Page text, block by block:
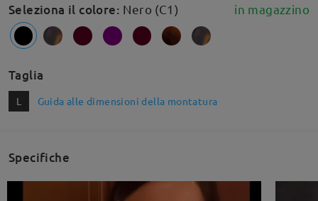
Seleziona il colore: Nero (C1) in magazzino
Taglia
L Guida alle dimensioni della montatura
Specifiche